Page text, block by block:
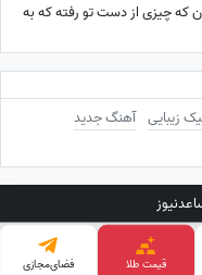
روزانه امروز جمعه 16 مرداد 1405 / بدان که چیزی از دست تو رفته که به
زیبایی آهنگ جدید
قیمت طلا فضای‌مجازی